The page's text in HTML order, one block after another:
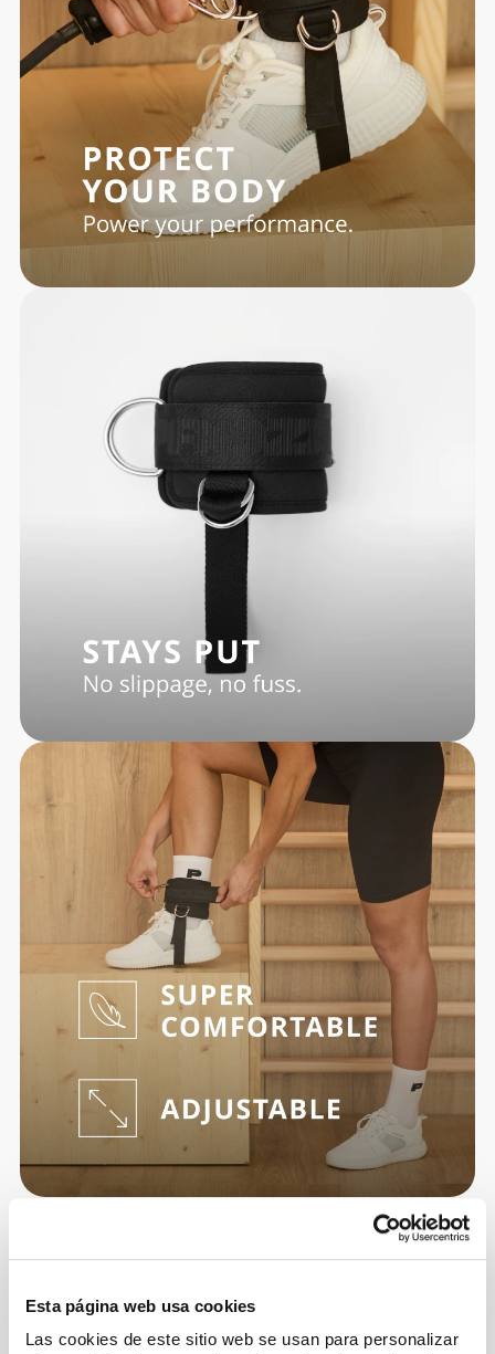
Esta página web usa cookies
Las cookies de este sitio web se usan para personalizar
Información y cuidados
Opiniones generales